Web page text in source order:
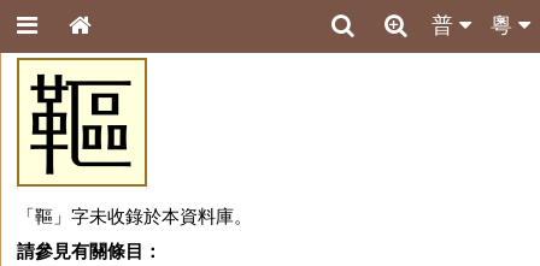
粵
普
䩽
「䩽」字未收錄於本資料庫。
請參見有關條目：